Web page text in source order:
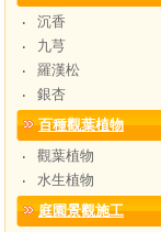
‧
沉香
‧
九芎
‧
羅漢松
‧
銀杏
百種觀葉植物
‧
觀葉植物
‧
水生植物
庭園景觀施工